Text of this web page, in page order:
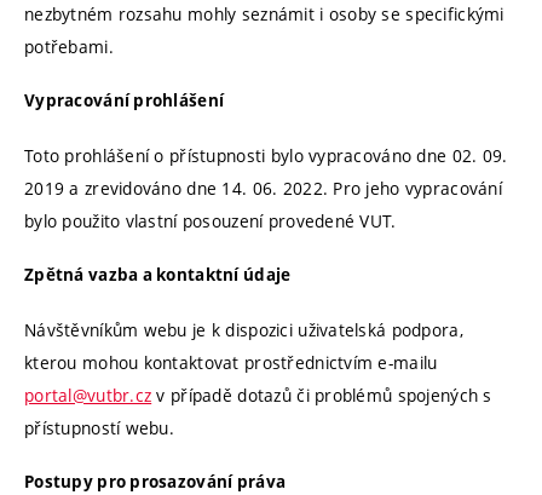
nezbytném rozsahu mohly seznámit i osoby se specifickými
potřebami.
Vypracování prohlášení
Toto prohlášení o přístupnosti bylo vypracováno dne 02. 09.
2019 a zrevidováno dne 14. 06. 2022. Pro jeho vypracování
bylo použito vlastní posouzení provedené VUT.
Zpětná vazba a kontaktní údaje
Návštěvníkům webu je k dispozici uživatelská podpora,
kterou mohou kontaktovat prostřednictvím e-mailu
portal@vutbr.cz v případě dotazů či problémů spojených s
přístupností webu.
Postupy pro prosazování práva